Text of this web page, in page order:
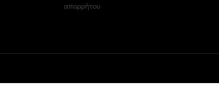
απορρήτου